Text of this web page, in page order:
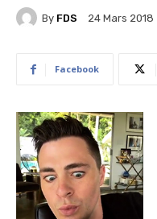
By FDS 24 Mars 2018
Facebook